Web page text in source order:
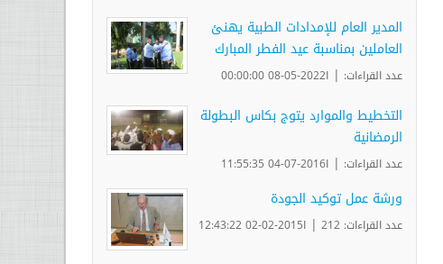
المدير العام للإمدادات الطبية يهنئ
العاملين بمناسبة عيد الفطر المبارك
عدد القراءات: | ا2022-05-08 00:00:00
التخطيط والموارد يتوج بكاس البطولة
الرمضانية
عدد القراءات: | ا2016-07-04 11:55:35
ورشة عمل توكيد الجودة
عدد القراءات: 212 | ا2015-02-02 12:43:22